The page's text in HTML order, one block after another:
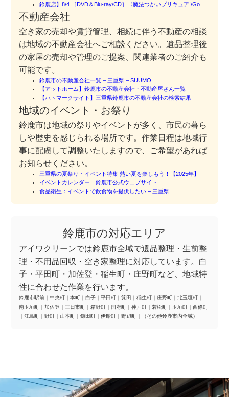
鈴鹿店】8/4 ［DVD＆Blu-ray/CD］〈魔法つかいプリキュア!/Go …
不動産会社
空き家の売却や賃貸管理、相続に伴う不動産の相談
は地域の不動産会社へご相談ください。遺品整理後
の家屋の売却や管理のご提案、関連業者のご紹介も
可能です。
鈴鹿市の不動産会社一覧 – 三重県 – SUUMO
【アットホーム】鈴鹿市の不動産会社・不動産屋さん一覧
【ハトマークサイト】三重県鈴鹿市の不動産会社の検索結果
地域のイベント・お祭り
鈴鹿市は地域の祭りやイベントが多く、市民の暮ら
しや歴史を感じられる場所です。作業日程は地域行
事に配慮して調整いたしますので、ご希望があれば
お知らせください。
三重県の夏祭り・イベント特集 熱い夏を楽しもう！【2025年】
イベントカレンダー｜鈴鹿市公式ウェブサイト
食品衛生：イベントで飲食物を提供したい – 三重県
鈴鹿市の対応エリア
アイワクリーンでは鈴鹿市全域で遺品整理・生前整
理・不用品回収・空き家整理に対応しています。白
子・平田町・加佐登・稲生町・庄野町など、地域特
性に合わせた作業を行います。
鈴鹿市駅前 ｜ 中央町 ｜ 本町 ｜ 白子 ｜ 平田町 ｜ 箕田 ｜ 稲生町 ｜ 庄野町 ｜ 北玉垣町 ｜
南玉垣町 ｜ 加佐登 ｜ 三日市町 ｜ 箱野町 ｜ 国府町 ｜ 神戸町 ｜ 若松町 ｜ 玉垣町 ｜ 西條町
｜ 江島町 ｜ 野町 ｜ 山本町 ｜ 鎌田町 ｜ 伊船町 ｜ 野辺町 ｜ （その他鈴鹿市内全域）